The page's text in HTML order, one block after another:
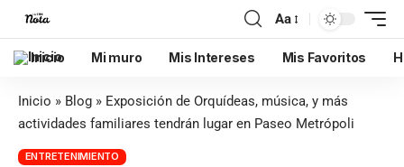
Aa
Inicio Mi muro Mis Intereses Mis Favoritos
Inicio » Blog » Exposición de Orquídeas, música, y más
actividades familiares tendrán lugar en Paseo Metrópoli
ENTRETENIMIENTO